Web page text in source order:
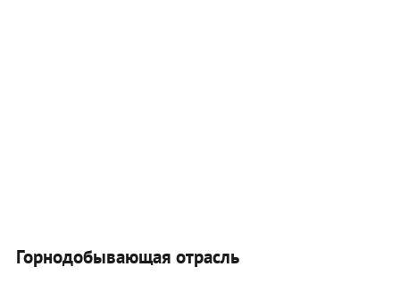
Горнодобывающая отрасль